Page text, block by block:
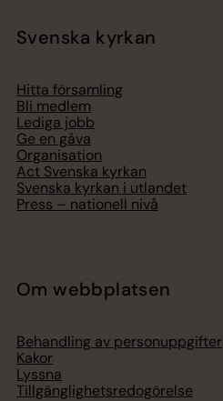
Svenska kyrkan
Hitta församling
Bli medlem
Lediga jobb
Ge en gåva
Organisation
Act Svenska kyrkan
Svenska kyrkan i utlandet
Press – nationell nivå
Om webbplatsen
Behandling av personuppgifter
Kakor
Lyssna
Tillgänglighetsredogörelse